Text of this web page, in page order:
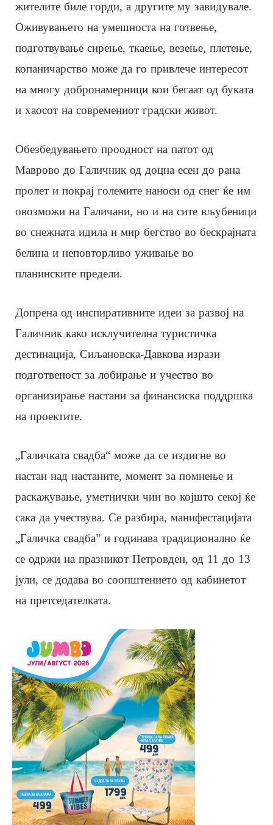
жителите биле горди, а другите му завидувале.
Оживувањето на умешноста на готвење,
подготвување сирење, ткаење, везење, плетење,
копаничарство може да го привлече интересот
на многу добронамерници кои бегаат од буката
и хаосот на современиот градски живот.
Обезбедувањето проодност на патот од
Маврово до Галичник од доцна есен до рана
пролет и покрај големите наноси од снег ќе им
овозможи на Галичани, но и на сите вљубеници
во снежната идила и мир бегство во бескрајната
белина и неповторливо уживање во
планинските предели.
Допрена од инспиративните идеи за развој на
Галичник како исклучителна туристичка
дестинација, Сиљановска-Давкова изрази
подготвеност за лобирање и учество во
организирање настани за финансиска поддршка
на проектите.
„Галичката свадба“ може да се издигне во
настан над настаните, момент за помнење и
раскажување, уметнички чин во којшто секој ќе
сака да учествува. Се разбира, манифестацијата
„Галичка свадба” и годинава традиционално ќе
се одржи на празникот Петровден, од 11 до 13
јули, се додава во соопштението од кабинетот
на претседателката.